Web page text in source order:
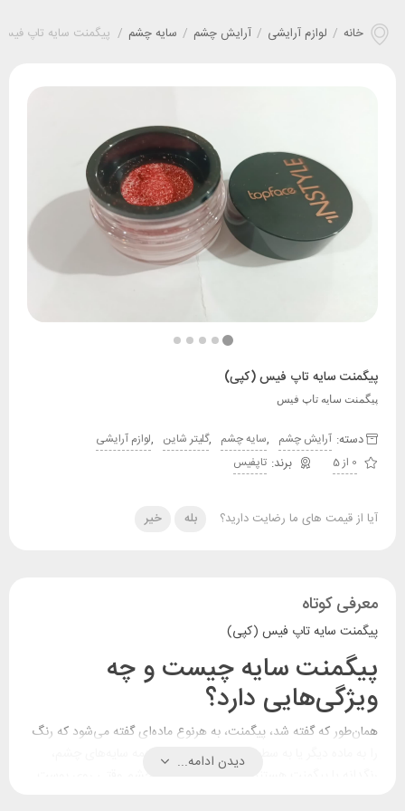
خانه / لوازم آرایشی / آرایش چشم / سایه چشم / پیگمنت سایه تاپ
پیگمنت سایه تاپ فیس (کپی)
پیگمنت سایه تاپ فیس
دسته: آرایش چشم ,سایه چشم ,گلیتر شاین ,لوازم آرایشی
0 از 5
تاپفیس
آیا از قیمت های ما رضایت دارید؟ بله خیر
معرفی کوتاه
پیگمنت سایه تاپ فیس (کپی)
پیگمنت سایه چیست و چه
ویژگی‌هایی دارد؟
همان‌طور که گفته شد، پیگمنت، به هرنوع ماده‌ای گفته می‌شود که رنگ
را به ماده دیگر یا به سطح منتقل می‌کند. پس همه سایه‌های چشم،
رنگدانه یا پیگمنت هستند. زیرا همه سایه‌های چشم وقتی روی پوست
دیدن ادامه...